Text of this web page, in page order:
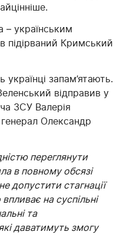
– українським
підірваний Кримський
запам’ятають.
відправив у
ЗСУ Валерія
Олександр
переглянути
в повному обсязі
допустити стагнації
на суспільні
та
даватимуть змогу